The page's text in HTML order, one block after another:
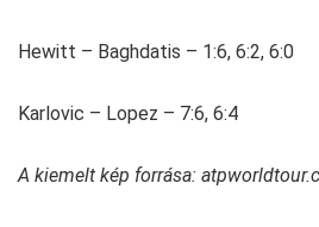
Hewitt – Baghdatis – 1:6, 6:2, 6:0
Karlovic – Lopez – 7:6, 6:4
A kiemelt kép forrása: